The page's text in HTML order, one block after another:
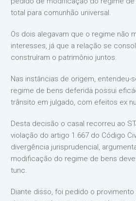
total para comunhão universal.
Os dois alegavam que o regime não
interesses, já que a relação se
construíram o patrimônio juntos.
Nas instâncias de origem, entendeu-
regime de bens deferida possui
trânsito em julgado, com efeitos ex
Desta decisão o casal recorreu ao
violação do artigo 1.667 do Código
divergência jurisprudencial,
modificação do regime de bens
tunc.
Diante disso, foi pedido o